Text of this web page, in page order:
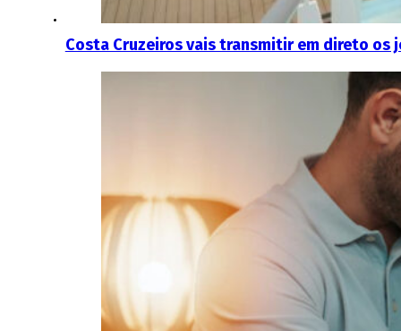
Costa Cruzeiros vais transmitir em direto os